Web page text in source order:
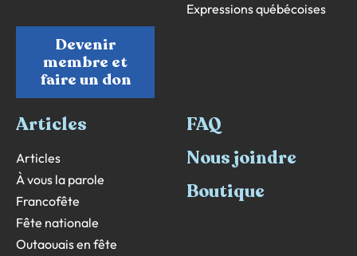
Devenir
membre et
faire un don
Expressions québécoises
Articles
Articles
À vous la parole
Francofête
Fête nationale
Outaouais en fête
FAQ
Nous joindre
Boutique